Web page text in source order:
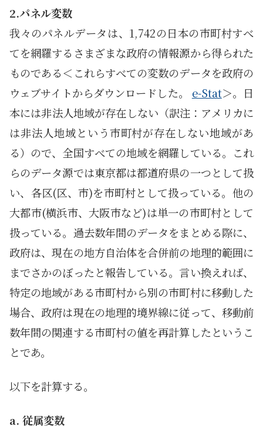
2.パネル変数
我々のパネルデータは、1,742の日本の市町村すべ
てを網羅するさまざまな政府の情報源から得られた
ものである＜これらすべての変数のデータを政府の
ウェブサイトからダウンロードした。 e-Stat＞。日
本には非法人地域が存在しない（訳注：アメリカに
は非法人地域という市町村が存在しない地域があ
る）ので、全国すべての地域を網羅している。これ
らのデータ源では東京都は都道府県の一つとして扱
い、各区(区、市)を市町村として扱っている。他の
大都市(横浜市、大阪市など)は単一の市町村として
扱っている。過去数年間のデータをまとめる際に、
政府は、現在の地方自治体を合併前の地理的範囲に
までさかのぼったと報告している。言い換えれば、
特定の地域がある市町村から別の市町村に移動した
場合、政府は現在の地理的境界線に従って、移動前
数年間の関連する市町村の値を再計算したというこ
とであ。
以下を計算する。
a. 従属変数